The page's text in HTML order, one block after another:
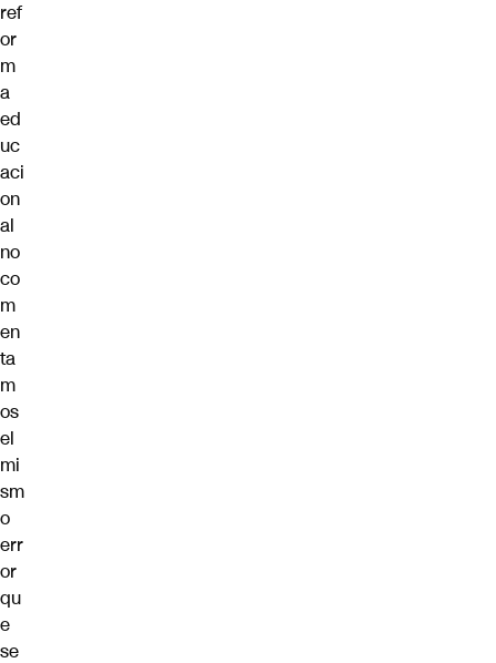
ref
or
m
a
ed
uc
aci
on
al
no
co
m
en
ta
m
os
el
mi
sm
o
err
or
qu
e
se